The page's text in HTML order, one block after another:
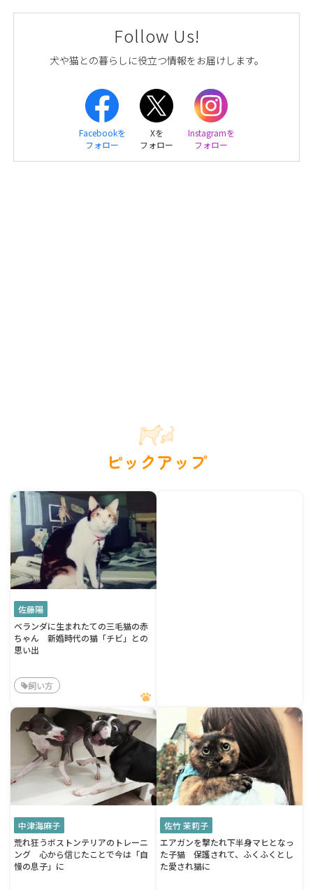
Follow Us!
犬や猫との暮らしに役立つ情報をお届けします。
Facebookを
フォロー
Xを
フォロー
Instagramを
フォロー
ピックアップ
佐藤陽
ベランダに生まれたての三毛猫の赤
ちゃん 新婚時代の猫「チビ」との
思い出
飼い方
中津海麻子
荒れ狂うボストンテリアのトレーニ
ング 心から信じたことで今は「自
慢の息子」に
佐竹 茉莉子
エアガンを撃たれ下半身マヒとなっ
た子猫 保護されて、ふくふくとし
た愛され猫に